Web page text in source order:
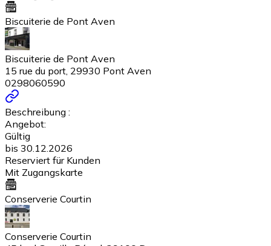
Biscuiterie de Pont Aven
Biscuiterie de Pont Aven
15 rue du port, 29930 Pont Aven
0298060590
Beschreibung :
Angebot:
Gültig
bis 30.12.2026
Reserviert für Kunden
Mit Zugangskarte
Conserverie Courtin
Conserverie Courtin